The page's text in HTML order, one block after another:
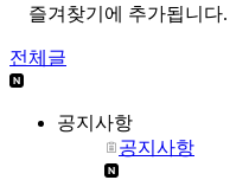
즐겨찾기에 추가됩니다.
전체글
공지사항
공지사항